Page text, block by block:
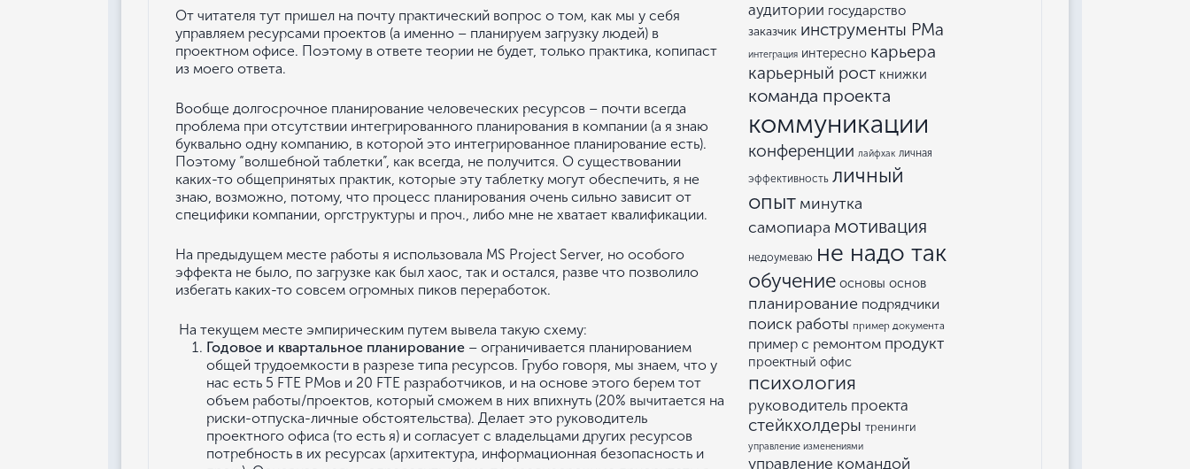
От читателя тут пришел на почту практический вопрос о том, как мы у себя
управляем ресурсами проектов (а именно – планируем загрузку людей) в
проектном офисе. Поэтому в ответе теории не будет, только практика, копипаст
из моего ответа.
Вообще долгосрочное планирование человеческих ресурсов – почти всегда
проблема при отсутствии интегрированного планирования в компании (а я знаю
буквально одну компанию, в которой это интегрированное планирование есть).
Поэтому “волшебной таблетки”, как всегда, не получится. О существовании
каких-то общепринятых практик, которые эту таблетку могут обеспечить, я не
знаю, возможно, потому, что процесс планирования очень сильно зависит от
специфики компании, оргструктуры и проч., либо мне не хватает квалификации.
На предыдущем месте работы я использовала MS Project Server, но особого
эффекта не было, по загрузке как был хаос, так и остался, разве что позволило
избегать каких-то совсем огромных пиков переработок.
На текущем месте эмпирическим путем вывела такую схему:
Годовое и квартальное планирование – ограничивается планированием
общей трудоемкости в разрезе типа ресурсов. Грубо говоря, мы знаем, что у
нас есть 5 FTE РМов и 20 FTE разработчиков, и на основе этого берем тот
объем работы/проектов, который сможем в них впихнуть (20% вычитается на
риски-отпуска-личные обстоятельства). Делает это руководитель
проектного офиса (то есть я) и согласует с владельцами других ресурсов
потребность в их ресурсах (архитектура, информационная безопасность и
аудитории государство
заказчик инструменты РМа
интеграция интересно карьера
карьерный рост книжки
команда проекта
коммуникации
конференции лайфхак личная
эффективность личный
опыт минутка
самопиара мотивация
недоумеваю не надо так
обучение основы основ
планирование подрядчики
поиск работы пример документа
пример с ремонтом продукт
проектный офис
психология
руководитель проекта
стейкхолдеры тренинги
управление изменениями
управление командой